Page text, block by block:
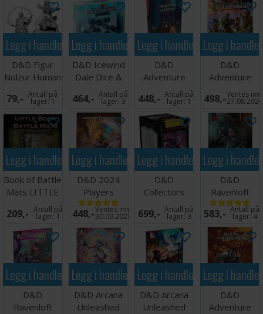
Legg i handlekurven
D&D Figur
Nolzur Human
Wizard Male
79,- Antall på
lager:1
Legg i handlekurven
D&D Icewind
Dale Dice &
Misc
464,- Antall på
lager:3
Legg i handlekurven
D&D
Adventure
Wild Beyond
Witchlight
448,- Antall på
lager:1
Legg i
D&D
Adventure
The
Shattered
Obilisk
498,-Ventes inn
27.08.2026
Legg i handlekurven
Book of Battle
Mats LITTLE
Destinations
209,- Antall på
lager:1
Legg i handlekurven
D&D 2024
Players
Handbook
448,-Ventes inn
30.09.2026
Legg i handlekurven
D&D
Collectors
Quest
Booster Box
699,- Antall på
lager:3
Legg i
D&D
Ravenloft
Gameplay
Expansion
583,- Antall på
lager:4
Legg i handlekurven
D&D
Ravenloft
Legg i handlekurven
D&D Arcana
Unleashed
Legg i handlekurven
D&D Arcana
Unleashed
Legg i
D&D
Adventure